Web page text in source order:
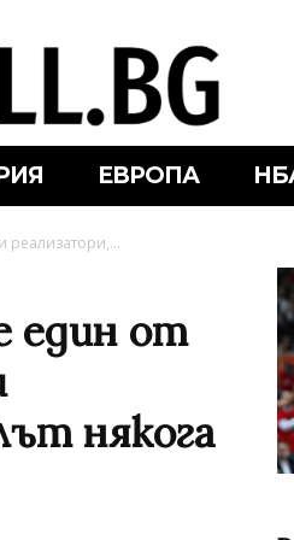
ЕВРОПА
реализатори,...
един от
някога